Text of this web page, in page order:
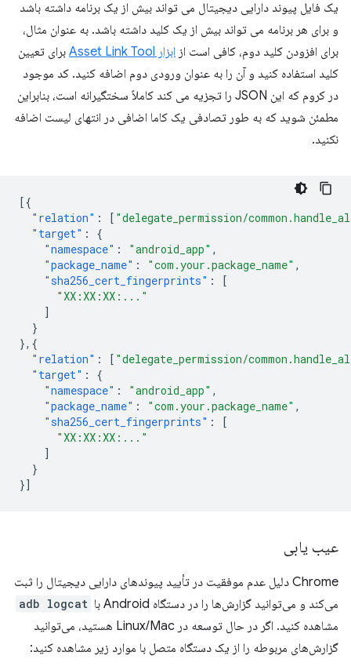
یک فایل پیوند دارایی دیجیتال می تواند بیش از یک برنامه داشته باشد
و برای هر برنامه می تواند بیش از یک کلید داشته باشد. به عنوان مثال،
برای افزودن کلید دوم، کافی است از ابزار Asset Link Tool
برای تعیین
کلید استفاده کنید و آن را به عنوان ورودی دوم اضافه کنید. کد موجود
در کروم که این JSON را تجزیه می کند کاملاً سختگیرانه است، بنابراین
مطمئن شوید که به طور تصادفی یک کاما اضافی در انتهای لیست اضافه
نکنید.
[{
"relation" : [ "delegate_permission/
"target" :
{
"namespace" : "android_app" ,
"package_name" : "com.your.package_name" ,
"sha256_cert_fingerprints" :
[
"XX:XX:XX:..."
]
}
},{
"relation" : [ "delegate_permission/
"target" :
{
"namespace" : "android_app" ,
"package_name" : "com.your.package_name" ,
"sha256_cert_fingerprints" :
[
"XX:XX:XX:..."
]
}
}]
عیب یابی
Chrome دلیل عدم موفقیت در تأیید پیوندهای دارایی دیجیتال را ثبت
می‌کند و می‌توانید گزارش‌ها را در دستگاه Android با
adb logcat
مشاهده کنید. اگر در حال توسعه در Linux/Mac هستید، می‌توانید
گزارش‌های مربوطه را از یک دستگاه متصل با موارد زیر مشاهده کنید: